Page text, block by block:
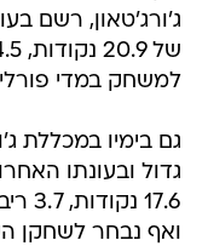
ג'ורג'טאון, רשם
למשחק במדי
גם בימיו במכללת
גדול ובעונתו